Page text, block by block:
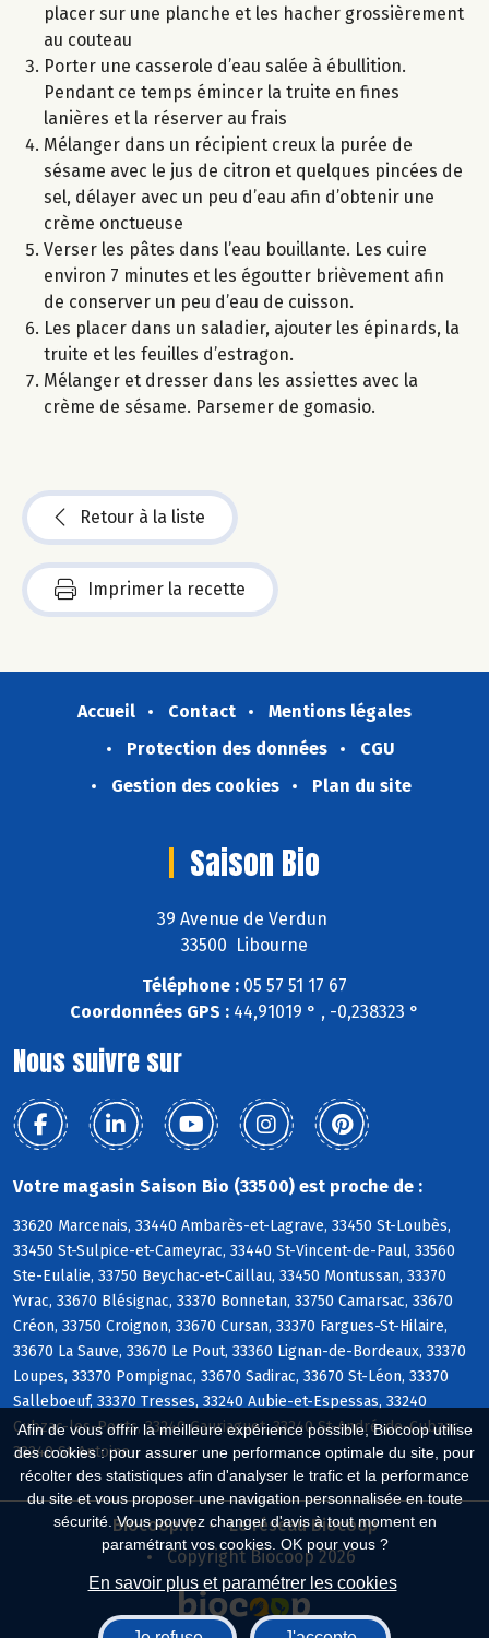
Afin de vous offrir la meilleure expérience possible, Biocoop utilise
des cookies : pour assurer une performance optimale du site, pour
récolter des statistiques afin d'analyser le trafic et la performance
du site et vous proposer une navigation personnalisée en toute
sécurité. Vous pouvez changer d'avis à tout moment en
paramétrant vos cookies. OK pour vous ?
En savoir plus et paramétrer les cookies
placer sur une planche et les hacher grossièrement
au couteau
Porter une casserole d’eau salée à ébullition.
Pendant ce temps émincer la truite en fines
lanières et la réserver au frais
Mélanger dans un récipient creux la purée de
sésame avec le jus de citron et quelques pincées de
sel, délayer avec un peu d’eau afin d’obtenir une
crème onctueuse
Verser les pâtes dans l’eau bouillante. Les cuire
environ 7 minutes et les égoutter brièvement afin
de conserver un peu d’eau de cuisson.
Les placer dans un saladier, ajouter les épinards, la
truite et les feuilles d’estragon.
Mélanger et dresser dans les assiettes avec la
crème de sésame. Parsemer de gomasio.
Retour à la liste
Imprimer la recette
Accueil Contact
Mentions légales
Protection des données
CGU
Gestion des cookies
Plan du site
Saison Bio
39 Avenue de Verdun
33500 Libourne
Téléphone : 05 57 51 17 67
Coordonnées GPS : 44,91019 ° , -0,238323 °
Nous suivre sur
Votre magasin Saison Bio (33500) est proche de :
33620 Marcenais, 33440 Ambarès-et-Lagrave, 33450 St-Loubès,
33450 St-Sulpice-et-Cameyrac, 33440 St-Vincent-de-Paul, 33560
Ste-Eulalie, 33750 Beychac-et-Caillau, 33450 Montussan, 33370
Yvrac, 33670 Blésignac, 33370 Bonnetan, 33750 Camarsac, 33670
Créon, 33750 Croignon, 33670 Cursan, 33370 Fargues-St-Hilaire,
33670 La Sauve, 33670 Le Pout, 33360 Lignan-de-Bordeaux, 33370
Loupes, 33370 Pompignac, 33670 Sadirac, 33670 St-Léon, 33370
Salleboeuf, 33370 Tresses, 33240 Aubie-et-Espessas, 33240
Cubzac-les-Ponts, 33240 Gauriaguet, 33240 St-André-de-Cubzac,
33240 St-Antoine
Biocoop.fr
Le réseau Biocoop
Copyright Biocoop 2026